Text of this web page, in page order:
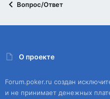
Вопрос/Ответ
О проекте
Forum.poker.ru создан
и не принимает денежных